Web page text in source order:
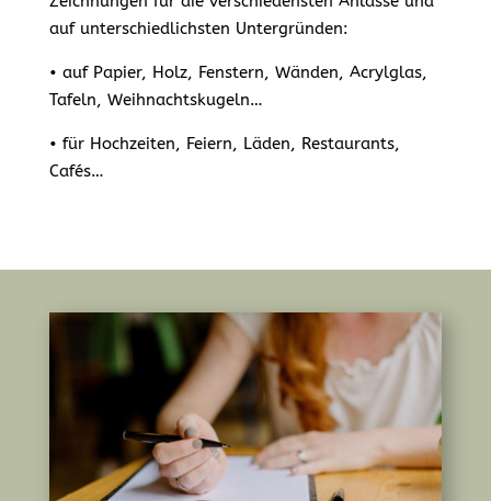
auf unterschiedlichsten Untergründen:
• auf Papier, Holz, Fenstern, Wänden, Acrylglas,
Tafeln, Weihnachtskugeln…
• für Hochzeiten, Feiern, Läden, Restaurants,
Cafés…